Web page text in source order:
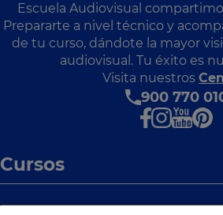
Escuela Audiovisual
Prepararte a nivel técnico y
de tu curso, dándote la mayor
audiovisual. Tu éxito es
Visita nuestros
900 770
Cursos